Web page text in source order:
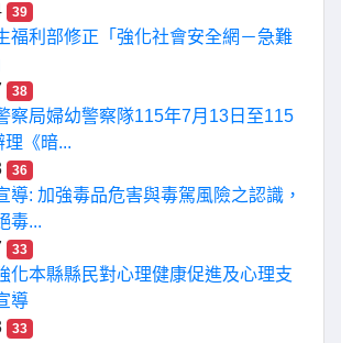
39
福利部修正「強化社會安全網－急難
38
察局婦幼警察隊115年7月13日至115
《暗...
36
導: 加強毒品危害與毒駕風險之認識，
毒...
33
化本縣縣民對心理健康促進及心理支
導
33